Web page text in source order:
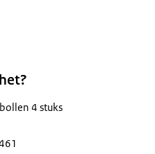
4 stuks